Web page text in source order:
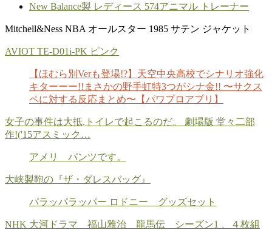
New Balance製 レディース 574アニマル トレーナー
Mitchell&Ness NBA オールスター 1985 サテン ジャケット
AVIOT TE-D01i-PK ピンク
【ほむら別Verも登場!?】天空中央高校でシナリオ強化
キターーー!!まさかの野手虹特3つがシナ金!! 〜サクス
ペに対する反応まとめ〜【パワプロアプリ】
女子の事件は大抵,トイレで起こるのだ。 劇場版 堂々二部
作!('15アスミック…
アメリ パンツです。
大峡製鞄の『ザ・ダレスバッグ』
パラッパラッパー ロドニー グッズセット
NHK 大河ドラマ 福山雅治 龍馬伝 シーズン1 、４枚組